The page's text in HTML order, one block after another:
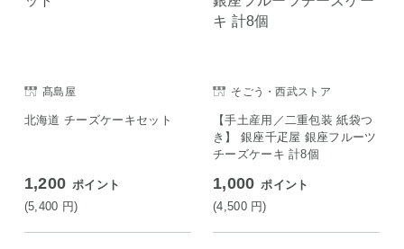
髙島屋
北海道 チーズケーキセット
1,200 ポイント
(5,400 円)
そごう・西武ストア
【手土産用／二重包装 紙袋つ
き】 銀座千疋屋 銀座フルーツ
チーズケーキ 計8個
1,000 ポイント
(4,500 円)